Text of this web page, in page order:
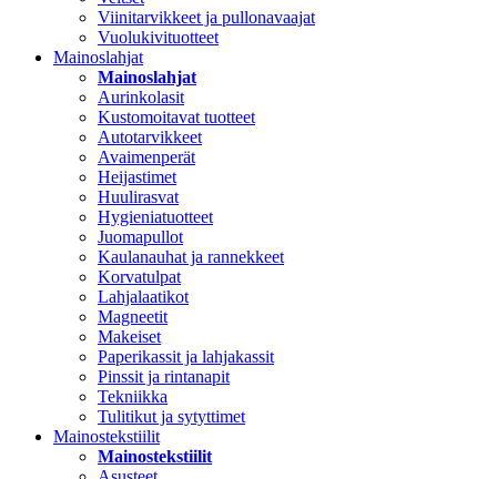
Viinitarvikkeet ja pullonavaajat
Vuolukivituotteet
Mainoslahjat
Mainoslahjat
Aurinkolasit
Kustomoitavat tuotteet
Autotarvikkeet
Avaimenperät
Heijastimet
Huulirasvat
Hygieniatuotteet
Juomapullot
Kaulanauhat ja rannekkeet
Korvatulpat
Lahjalaatikot
Magneetit
Makeiset
Paperikassit ja lahjakassit
Pinssit ja rintanapit
Tekniikka
Tulitikut ja sytyttimet
Mainostekstiilit
Mainostekstiilit